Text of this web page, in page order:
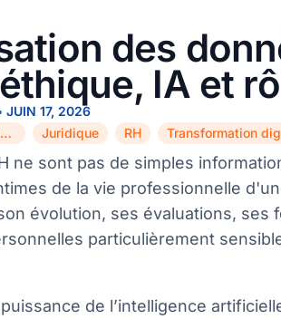
des
éthique, IA et
JUIN 17, 2026
Innovation / Technologie
Juridique RH
ne sont pas de simples
de la vie professionnelle
évolution, ses évaluations, ses
particulièrement
de l’intelligence